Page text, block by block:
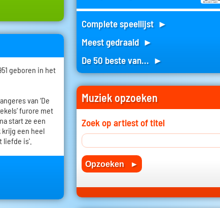
geboren in het
van ‘De
furore met
start ze een
een heel
liefde is'.
Complete speellijst ►
Meest gedraaid ►
De 50 beste van... ►
Muziek opzoeken
Zoek op artiest of titel